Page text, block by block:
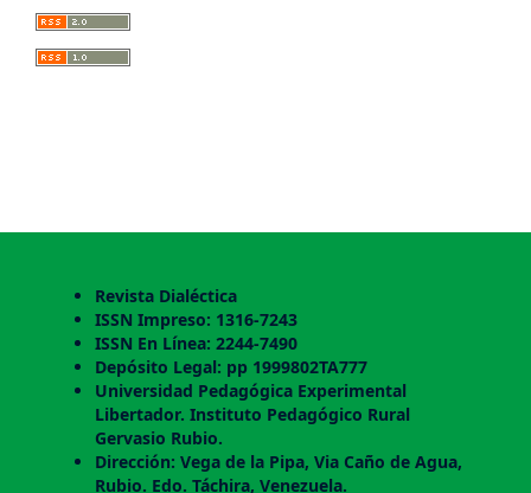
Revista Dialéctica
ISSN Impreso: 1316-7243
ISSN En Línea: 2244-7490
Depósito Legal: pp 1999802TA777
Universidad Pedagógica Experimental
Libertador. Instituto Pedagógico Rural
Gervasio Rubio.
Dirección: Vega de la Pipa, Via Caño de Agua,
Rubio. Edo. Táchira, Venezuela.